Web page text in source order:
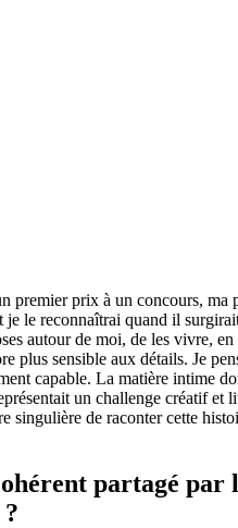
premier prix à un concours, ma
le reconnaîtrai quand il
autour de moi, de les vivre,
plus sensible aux détails. Je
capable. La matière intime
un challenge créatif et
de raconter cette
partagé par